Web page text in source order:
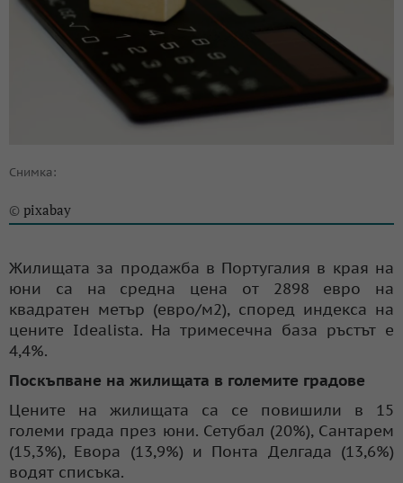
Снимка:
© pixabay
Жилищата за продажба в Португалия в края на
юни са на средна цена от 2898 евро на
квадратен метър (евро/м2), според индекса на
цените Idealista. На тримесечна база ръстът е
4,4%.
Поскъпване на жилищата в големите градове
Цените на жилищата са се повишили в 15
големи града през юни. Сетубал (20%), Сантарем
(15,3%), Евора (13,9%) и Понта Делгада (13,6%)
водят списъка.